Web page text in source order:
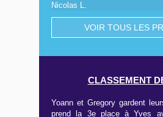
Nicolas L.
VOIR TOUS LES
CLASSEMENT
Yoann et Gregory gardent
prend la 3e place à Yves